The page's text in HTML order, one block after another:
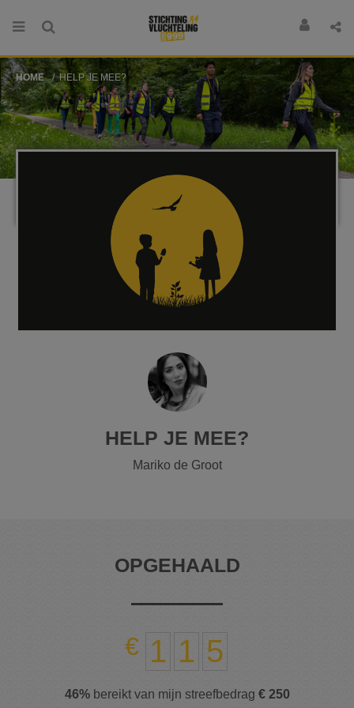
HOME HELP JE MEE?
HELP JE MEE?
Mariko de Groot
OPGEHAALD
1 1 5
46% bereikt van mijn streefbedrag € 250